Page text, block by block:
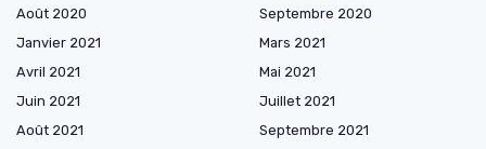
Août 2020
Septembre 2020
Janvier 2021
Mars 2021
Avril 2021
Mai 2021
Juin 2021
Juillet 2021
Août 2021
Septembre 2021